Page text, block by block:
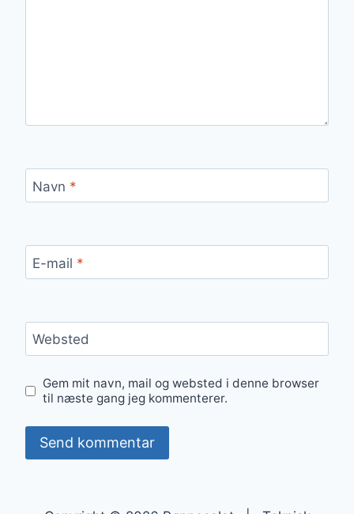
Navn *
E-mail *
Websted
Gem mit navn, mail og websted i denne browser
til næste gang jeg kommenterer.